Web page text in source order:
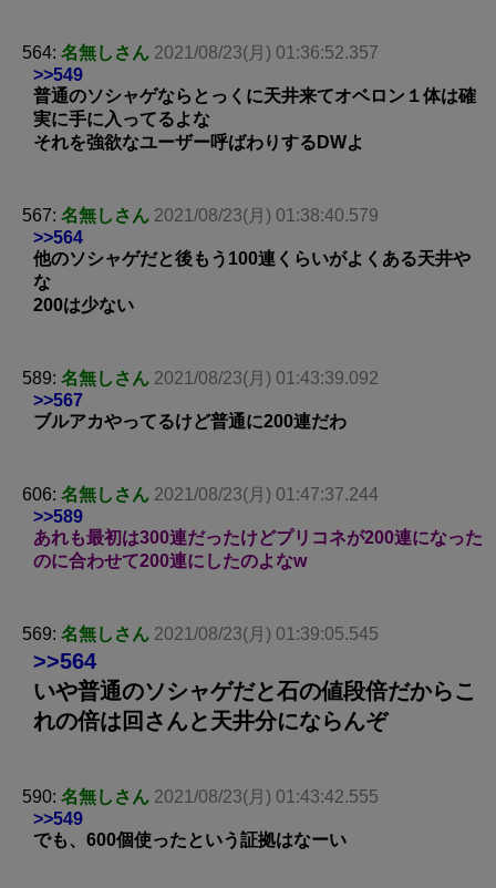
564: 名無しさん 2021/08/23(月) 01:36:52.357
>>549
普通のソシャゲならとっくに天井来てオベロン１体は確
実に手に入ってるよな
それを強欲なユーザー呼ばわりするDWよ
567: 名無しさん 2021/08/23(月) 01:38:40.579
>>564
他のソシャゲだと後もう100連くらいがよくある天井や
な
200は少ない
589: 名無しさん 2021/08/23(月) 01:43:39.092
>>567
ブルアカやってるけど普通に200連だわ
606: 名無しさん 2021/08/23(月) 01:47:37.244
>>589
あれも最初は300連だったけどプリコネが200連になった
のに合わせて200連にしたのよなw
569: 名無しさん 2021/08/23(月) 01:39:05.545
>>564
いや普通のソシャゲだと石の値段倍だからこ
れの倍は回さんと天井分にならんぞ
590: 名無しさん 2021/08/23(月) 01:43:42.555
>>549
でも、600個使ったという証拠はなーい